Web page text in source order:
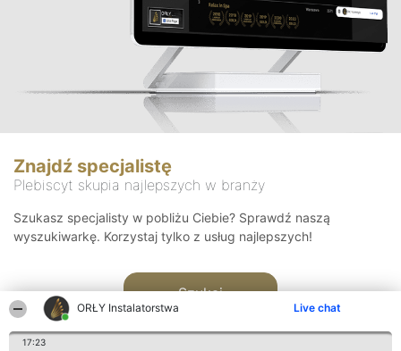
ORŁY Instalatorstwa Live chat
17:23
Znajdź specjalistę
Plebiscyt skupia najlepszych w branży
Szukasz specjalisty w pobliżu Ciebie? Sprawdź naszą
wyszukiwarkę. Korzystaj tylko z usług najlepszych!
Szukaj